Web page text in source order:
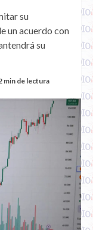
su
un acuerdo con
su
min de lectura